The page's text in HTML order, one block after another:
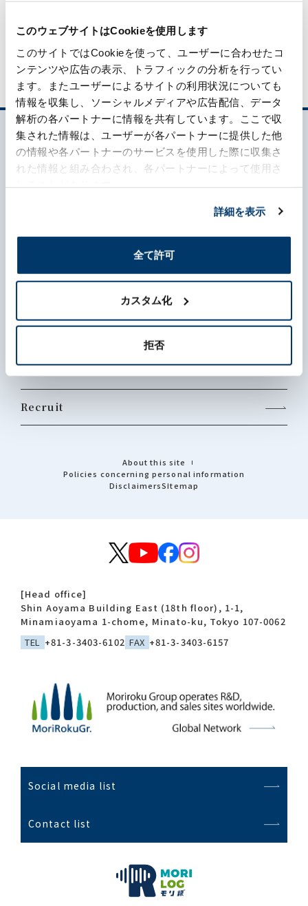
このウェブサイトはCookieを使用します
このサイトではCookieを使って、ユーザーに合わせたコ
ンテンツや広告の表示、トラフィックの分析を行ってい
ます。またユーザーによるサイトの利用状況についても
情報を収集し、ソーシャルメディアや広告配信、データ
解析の各パートナーに情報を共有しています。ここで収
集された情報は、ユーザーが各パートナーに提供した他
の情報や各パートナーのサービスを使用した際に収集さ
れた情報と組み合わされ、各パートナーによって使用さ
詳細を表示
全て許可
カスタム化
拒否
Inquiries about Chemical business
[Head office]
Shin Aoyama Building East (18th floor), 1-1,
Minamiaoyama 1-chome, Minato-ku, Tokyo 107-0062
TEL +81-3-3403-6102 FAX +81-3-3403-6157
Social media list
Contact list
Recruit
About this site
Policies concerning personal information
DisclaimersSitemap